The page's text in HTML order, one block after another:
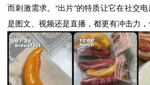
而刺激需求。“出片”的特质让它在社交
是图文、视频还是直播，都更有冲击力，